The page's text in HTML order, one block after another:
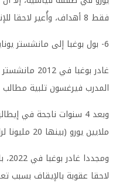
فقط 8 أهداف، وأُعير لاحقا للإنتر مجددا بعد عام واحد فقط.
6- بول بوغبا إلى مانشستر يونايتد – 105 ملايين يورو
غادر بوغبا
المدرب فيرغسون تلبية مطالب
ملايين يورو (بينها 20 مليونا لرايولا).
لاحقا عقوبة بالإيقاف بسبب